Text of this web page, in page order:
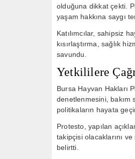
olduğuna dikkat çekti.
yaşam hakkına saygı
Katılımcılar, sahipsiz
kısırlaştırma, sağlık
savundu.
Yetkililere
Bursa Hayvan Hakları
denetlenmesini, bakım
politikaların hayata
Protesto, yapılan
takipçisi olacaklarını
belirtti.